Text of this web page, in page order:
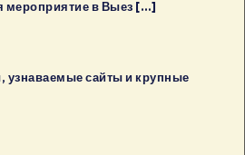
мероприятие в Выез […]
узнаваемые сайты и крупные